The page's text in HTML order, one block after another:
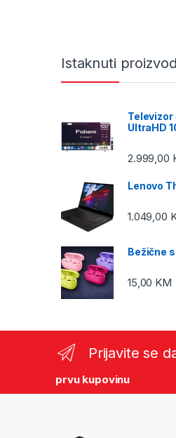
Istaknuti
Televizor
UltraHD
2.999,00
Lenovo
1.049,00
Bežične
15,00 KM
Prijavite se
prvu kupovinu